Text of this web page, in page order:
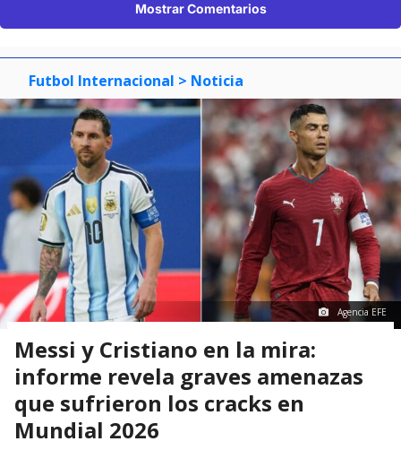
Mostrar Comentarios
Futbol Internacional > Noticia
Agencia EFE
Messi y Cristiano en la mira:
informe revela graves amenazas
que sufrieron los cracks en
Mundial 2026